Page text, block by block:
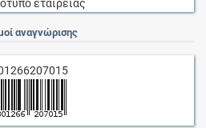
αναγνώρισης